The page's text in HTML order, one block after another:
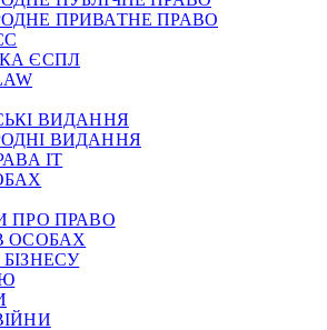
ПРИВАТНЕ ПРАВО
ЄСПЛ
ВИДАННЯ
ВИДАННЯ
ІТ
ПРО ПРАВО
ОСОБАХ